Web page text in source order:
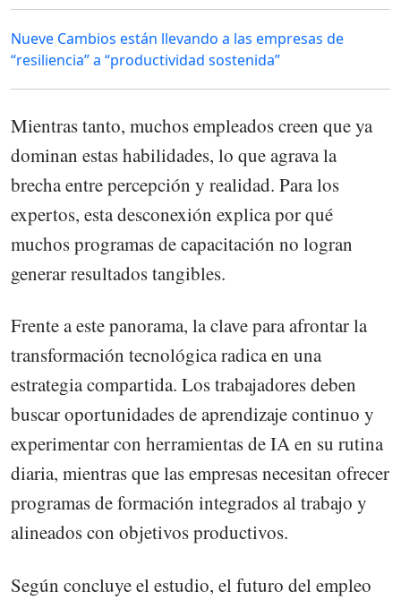
Nueve Cambios están llevando a las empresas de
“resiliencia” a “productividad sostenida”
Mientras tanto, muchos empleados creen que ya
dominan estas habilidades, lo que agrava la
brecha entre percepción y realidad. Para los
expertos, esta desconexión explica por qué
muchos programas de capacitación no logran
generar resultados tangibles.
Frente a este panorama, la clave para afrontar la
transformación tecnológica radica en una
estrategia compartida. Los trabajadores deben
buscar oportunidades de aprendizaje continuo y
experimentar con herramientas de IA en su rutina
diaria, mientras que las empresas necesitan ofrecer
programas de formación integrados al trabajo y
alineados con objetivos productivos.
Según concluye el estudio, el futuro del empleo